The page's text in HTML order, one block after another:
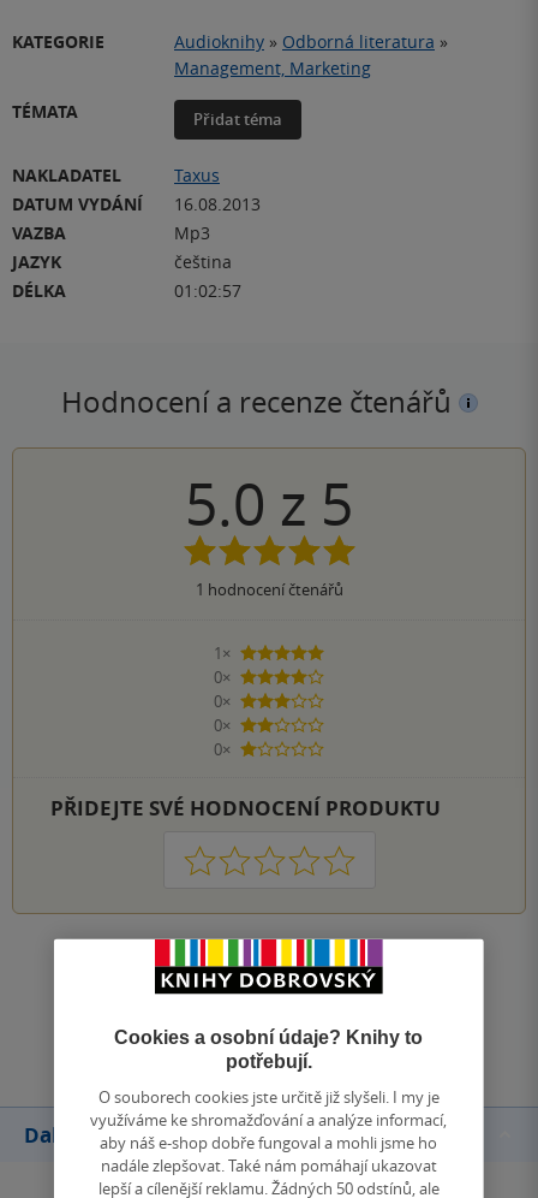
KATEGORIE Audioknihy » Odborná literatura »
Management, Marketing
TÉMATA
Přidat téma
NAKLADATEL
Taxus
DATUM VYDÁNÍ
16.08.2013
VAZBA
Mp3
JAZYK
čeština
DÉLKA
01:02:57
Hodnocení a recenze čtenářů
5.0 z 5
1 hodnocení čtenářů
1×
5 hvězdiček
0×
4 hvězdičky
0×
3 hvězdičky
0×
2 hvězdičky
0×
1 hvezdička
PŘIDEJTE SVÉ HODNOCENÍ PRODUKTU
1 2 3 4 5
Zobrazit všechna hodnocení
Přidat hodnocení
Další knihy autora
Cookies a osobní údaje? Knihy to
potřebují.
O souborech cookies jste určitě již slyšeli. I my je
využíváme ke shromažďování a analýze informací,
aby náš e-shop dobře fungoval a mohli jsme ho
nadále zlepšovat. Také nám pomáhají ukazovat
lepší a cílenější reklamu. Žádných 50 odstínů, ale